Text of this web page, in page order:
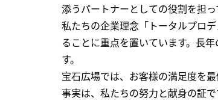
添うパートナーとしての役割を担っ
私たちの企業理念「トータルプロ
ることに重点を置いています。長
す。
宝石広場では、お客様の満足度を
事実は、私たちの努力と献身の証